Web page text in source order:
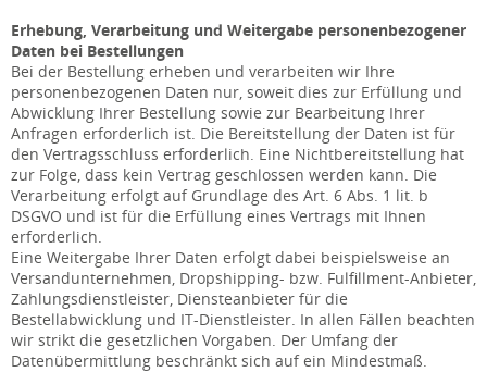
Erhebung, Verarbeitung und Weitergabe personenbezogener
Daten bei Bestellungen
Bei der Bestellung erheben und verarbeiten wir Ihre
personenbezogenen Daten nur, soweit dies zur Erfüllung und
Abwicklung Ihrer Bestellung sowie zur Bearbeitung Ihrer
Anfragen erforderlich ist. Die Bereitstellung der Daten ist für
den Vertragsschluss erforderlich. Eine Nichtbereitstellung hat
zur Folge, dass kein Vertrag geschlossen werden kann. Die
Verarbeitung erfolgt auf Grundlage des Art. 6 Abs. 1 lit. b
DSGVO und ist für die Erfüllung eines Vertrags mit Ihnen
erforderlich.
Eine Weitergabe Ihrer Daten erfolgt dabei beispielsweise an
Versandunternehmen, Dropshipping- bzw. Fulfillment-Anbieter,
Zahlungsdienstleister, Diensteanbieter für die
Bestellabwicklung und IT-Dienstleister. In allen Fällen beachten
wir strikt die gesetzlichen Vorgaben. Der Umfang der
Datenübermittlung beschränkt sich auf ein Mindestmaß.